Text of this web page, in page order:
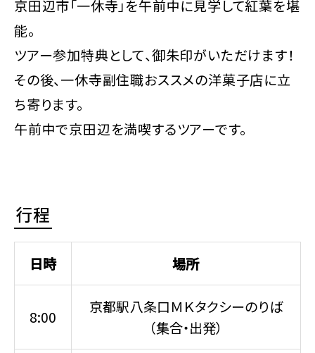
京田辺市「一休寺」を午前中に見学して紅葉を堪
能。
ツアー参加特典として、御朱印がいただけます！
その後、一休寺副住職おススメの洋菓子店に立
ち寄ります。
午前中で京田辺を満喫するツアーです。
行程
日時 場所
8:00
京都駅八条口ＭＫタクシーのりば
（集合・出発）